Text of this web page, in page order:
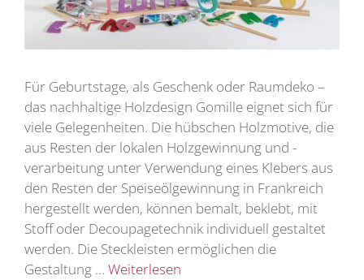
Für Geburtstage, als Geschenk oder Raumdeko –
das nachhaltige Holzdesign Gomille eignet sich für
viele Gelegenheiten. Die hübschen Holzmotive, die
aus Resten der lokalen Holzgewinnung und -
verarbeitung unter Verwendung eines Klebers aus
den Resten der Speiseölgewinnung in Frankreich
hergestellt werden, können bemalt, beklebt, mit
Stoff oder Decoupagetechnik individuell gestaltet
werden. Die Steckleisten ermöglichen die
Gestaltung … Weiterlesen